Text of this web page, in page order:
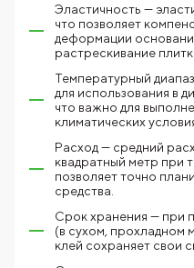
Эластичность —
что позволяет
деформации
растрескивание
Температурный
для использования в
что важно для
климатических
Расход — средний
квадратный метр при
позволяет точно
средства.
Срок хранения — при
(в сухом, прохладном
клей сохраняет свои